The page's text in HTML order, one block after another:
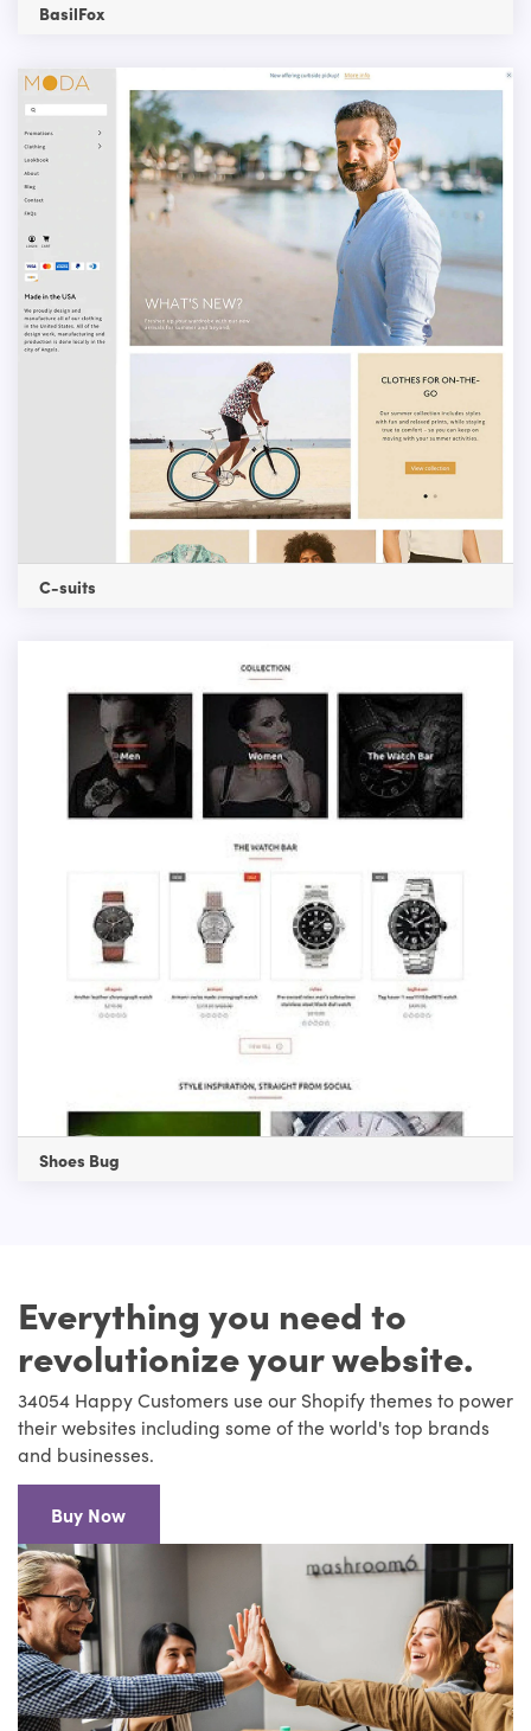
BasilFox
C-suits
Shoes Bug
Everything you need to
revolutionize your website.
34054 Happy Customers use our Shopify themes to power
their websites including some of the world's top brands
and businesses.
Buy Now